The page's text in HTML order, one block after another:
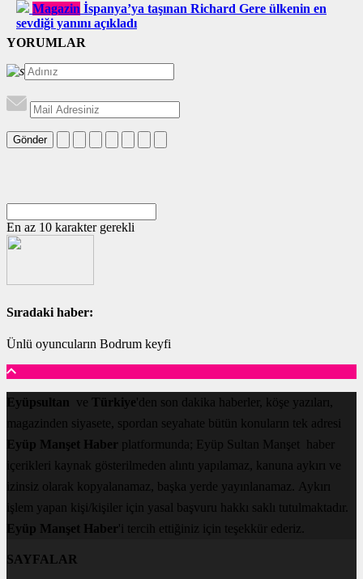
Magazin İspanya’ya taşınan Richard Gere ülkenin en
sevdiği yanını açıkladı
YORUMLAR
Gönder
En az 10 karakter gerekli
Sıradaki haber:
Ünlü oyuncuların Bodrum keyfi
Eyüpsultan ve Türkiye'den son dakika haberler, köşe yazıları,
magazinden siyasete, spordan seyahate bütün konuların tek adresi
Eyüp Manşet Haber platformunda; Eyüp Sultan Manşet haber
içerikleri kaynak gösterilmeden alıntı yapılamaz, kanuna aykırı ve
izinsiz olarak kopyalanamaz, başka yerde yayınlanamaz. Aykırı
işlem yapan kişi/kişiler için yasal başvuru hakkı saklı tutulmaktadır.
Eyüp Manşet Haber'i tercih ettiğiniz için teşekkür ederiz.
SAYFALAR